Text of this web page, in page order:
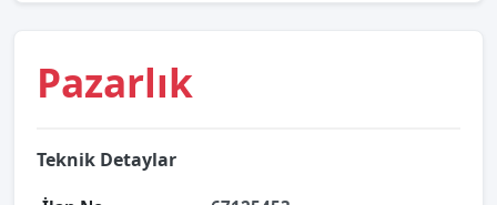
Pazarlık
Teknik Detaylar